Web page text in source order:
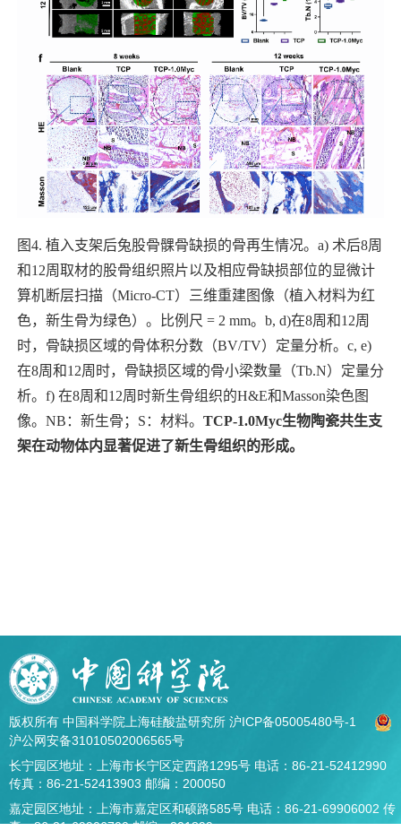
图4. 植入支架后兔股骨髁骨缺损的骨再生情况。 a) 术后8周
和12周取材的股骨组织照片以及相应骨缺损部位的显微计
算机断层扫描（Micro-CT）三维重建图像（植入材料为红
色，新生骨为绿色）。比例尺 = 2 mm。 b, d)在8周和12周
时，骨缺损区域的骨体积分数（BV/TV）定量分析。 c, e)
在8周和12周时，骨缺损区域的骨小梁数量（Tb.N）定量分
析。 f) 在8周和12周时新生骨组织的H&E和Masson染色图
像。 NB ：新生骨； S ：材料。 TCP-1.0Myc生物陶瓷共生支
架在动物体内显著促进了新生骨组织的形成。
版权所有 中国科学院上海硅酸盐研究所 沪ICP备05005480号-1
沪公网安备31010502006565号
长宁园区地址：上海市长宁区定西路1295号 电话：86-21-52412990
传真：86-21-52413903 邮编：200050
嘉定园区地址：上海市嘉定区和硕路585号 电话：86-21-69906002 传
真：86-21-69906700 邮编：201899